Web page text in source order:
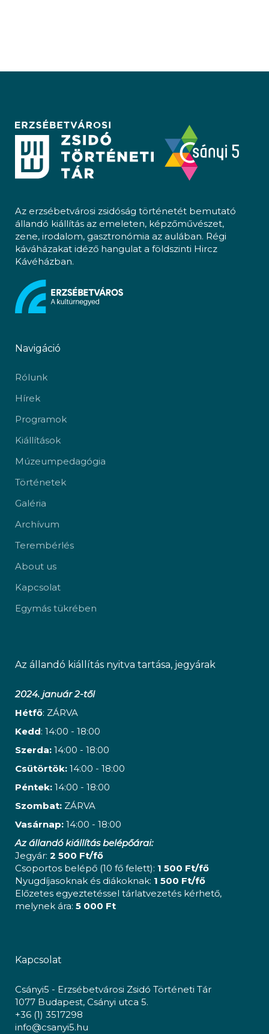
Az erzsébetvárosi zsidóság történetét bemutató
állandó kiállítás az emeleten, képzőművészet,
zene, irodalom, gasztronómia az aulában. Régi
káváházakat idéző hangulat a földszinti Hircz
Kávéházban.
Navigáció
Rólunk
Hírek
Programok
Kiállítások
Múzeumpedagógia
Történetek
Galéria
Archívum
Terembérlés
About us
Kapcsolat
Egymás tükrében
Az állandó kiállítás nyitva tartása, jegyárak
2024. január 2-től
Hétfő: ZÁRVA
Kedd: 14:00 - 18:00
Szerda: 14:00 - 18:00
Csütörtök: 14:00 - 18:00
Péntek: 14:00 - 18:00
Szombat: ZÁRVA
Vasárnap: 14:00 - 18:00
Az állandó kiállítás belépőárai:
Jegyár: 2 500 Ft/fő
Csoportos belépő (10 fő felett): 1 500 Ft/fő
Nyugdíjasoknak és diákoknak: 1 500 Ft/fő
Előzetes egyeztetéssel tárlatvezetés kérhető,
melynek ára: 5 000 Ft
Kapcsolat
Csányi5 - Erzsébetvárosi Zsidó Történeti Tár
1077 Budapest, Csányi utca 5.
+36 (1) 3517298
info@csanyi5.hu